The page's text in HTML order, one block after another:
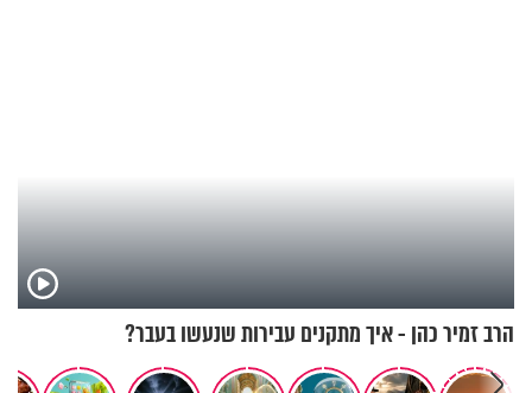
הרב זמיר כהן - איך מתקנים עבירות שנעשו בעבר?